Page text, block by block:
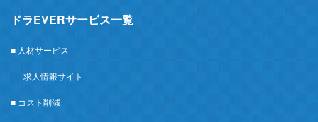
ドラEVERサービス一覧
■ 人材サービス
求人情報サイト
■ コスト削減